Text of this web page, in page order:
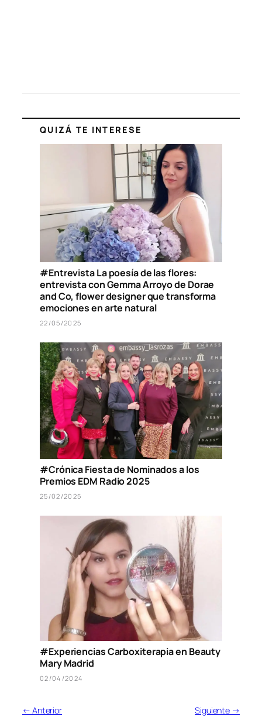
QUIZÁ TE INTERESE
#Entrevista La poesía de las flores:
entrevista con Gemma Arroyo de Dorae
and Co, flower designer que transforma
emociones en arte natural
22/05/2025
#Crónica Fiesta de Nominados a los
Premios EDM Radio 2025
25/02/2025
#Experiencias Carboxiterapia en Beauty
Mary Madrid
02/04/2024
← Anterior Siguiente →